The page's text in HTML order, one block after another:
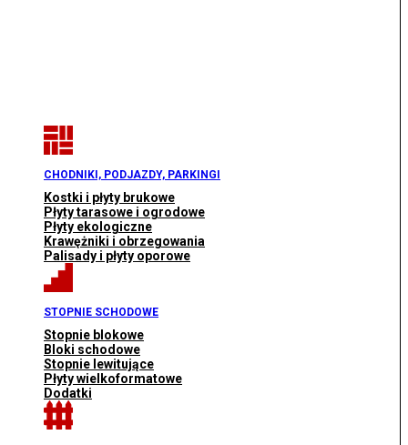
CHODNIKI, PODJAZDY, PARKINGI
Kostki i płyty brukowe
Płyty tarasowe i ogrodowe
Płyty ekologiczne
Krawężniki i obrzegowania
Palisady i płyty oporowe
STOPNIE SCHODOWE
Stopnie blokowe
Bloki schodowe
Stopnie lewitujące
Płyty wielkoformatowe
Dodatki